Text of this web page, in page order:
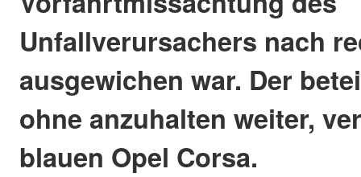
Unfallverursachers nach
ausgewichen war. Der
ohne anzuhalten weiter,
blauen Opel Corsa.